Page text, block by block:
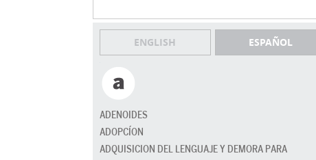
ENGLISH ESPAÑOL
ADENOIDES
ADOPCÍON
ADQUISICION DEL LENGUAJE Y DEMORA PARA